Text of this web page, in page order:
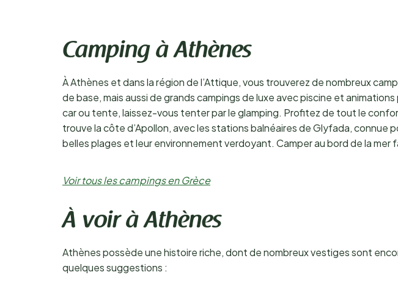
Camping à Athènes
À Athènes et dans la région de l’Attique, vous trouverez de nombreux
de base, mais aussi de grands campings de luxe avec piscine et
car ou tente, laissez-vous tenter par le glamping. Profitez de tout le
trouve la côte d’Apollon, avec les stations balnéaires de Glyfada, connue
belles plages et leur environnement verdoyant. Camper au bord de la mer
Voir tous les campings en Grèce
À voir à Athènes
Athènes possède une histoire riche, dont de nombreux vestiges sont
quelques suggestions :